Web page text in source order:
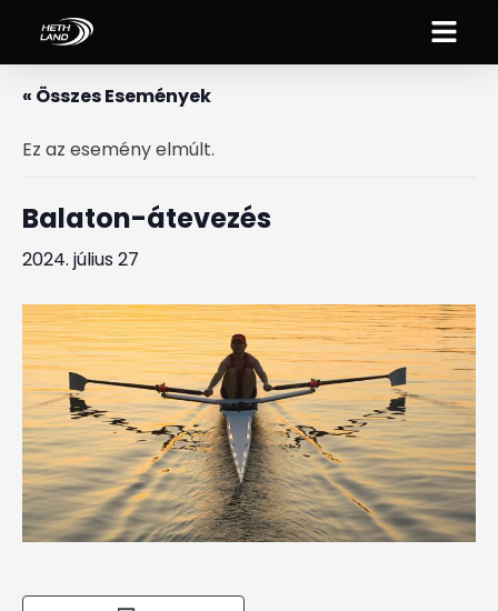
« Összes Események
Ez az esemény elmúlt.
Balaton-átevezés
2024. július 27